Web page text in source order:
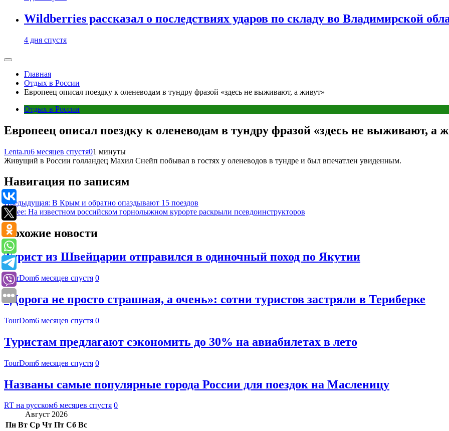
Wildberries рассказал о последствиях ударов по складу во Владимирской
4 дня спустя
Главная
Отдых в России
Европеец описал поездку к оленеводам в тундру фразой «здесь не выживают, а живут»
Отдых в России
Европеец описал поездку к оленеводам в тундру фразой «здесь не выживают, а
Lenta.ru6 месяцев спустя01 минуты
Живущий в России голландец Махил Снейп побывал в гостях у оленеводов в тундре и был впечатлен увиденным.
Навигация по записям
Предыдущая: В Крым и обратно опаздывают 15 поездов
Далее: На известном российском горнолыжном курорте раскрыли псевдоинструкторов
Похожие новости
Турист из Швейцарии отправился в одиночный поход по Якутии
TourDom6 месяцев спустя 0
«Дорога не просто страшная, а очень»: сотни туристов застряли в Териберке
TourDom6 месяцев спустя 0
Туристам предлагают сэкономить до 30% на авиабилетах в лето
TourDom6 месяцев спустя 0
Названы самые популярные города России для поездок на Масленицу
RT на русском6 месяцев спустя 0
Август 2026
Пн Вт Ср Чт Пт Сб Вс